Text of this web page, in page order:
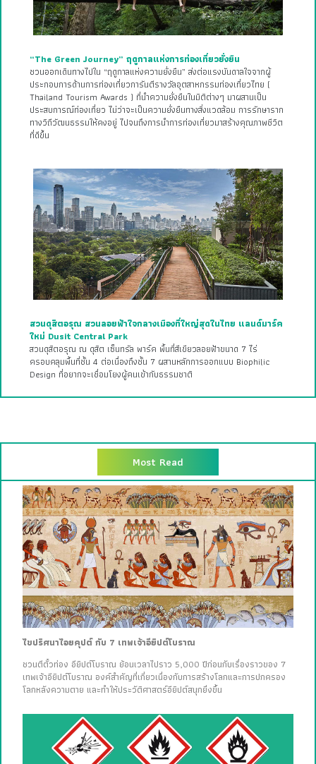
“The Green Journey” ฤดูกาลแห่งการท่องเที่ยวยั่งยืน
ชวนออกเดินทางไปใน “ฤดูกาลแห่งความยั่งยืน” ส่งต่อแรงบันดาลใจจากผู้
ประกอบการด้านการท่องเที่ยวการันตีรางวัลอุตสาหกรรมท่องเที่ยวไทย (
Thailand Tourism Awards ) ที่นำความยั่งยืนในมิติต่างๆ มาผสานเป็น
ประสบการณ์ท่องเที่ยว ไม่ว่าจะเป็นความยั่งยืนทางสิ่งแวดล้อม การรักษาราก
ทางวิถีวัฒนธรรมให้คงอยู่ ไปจนถึงการนำการท่องเที่ยวมาสร้างคุณภาพชีวิต
ที่ดีขึ้น
สวนดุสิตอรุณ สวนลอยฟ้าใจกลางเมืองที่ใหญ่สุดในไทย แลนด์มาร์ค
ใหม่ Dusit Central Park
สวนดุสิตอรุณ ณ ดุสิต เซ็นทรัล พาร์ค พื้นที่สีเขียวลอยฟ้าขนาด 7 ไร่
ครอบคลุมพื้นที่ชั้น 4 ต่อเนื่องถึงชั้น 7 ผสานหลักการออกแบบ Biophilic
Design ที่อยากจะเชื่อมโยงผู้คนเข้ากับธรรมชาติ
Most Read
ไขปริศนาไอยคุปต์ กับ 7 เทพเจ้าอียิปต์โบราณ
ชวนตีตั๋วท่อง อียิปต์โบราณ ย้อนเวลาไปราว 5,000 ปีก่อนกับเรื่องราวของ 7
เทพเจ้าอียิปต์โบราณ องค์สำคัญที่เกี่ยวเนื่องกับการสร้างโลกและการปกครอง
โลกหลังความตาย และทำให้ประวัติศาสตร์อียิปต์สนุกยิ่งขึ้น